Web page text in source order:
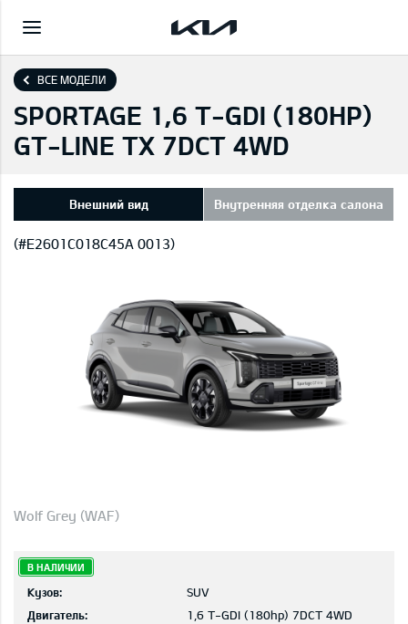
ВСЕ МОДЕЛИ
SPORTAGE 1,6 T-GDI (180HP)
GT-LINE TX 7DCT 4WD
Внешний вид Внутренняя отделка салона
(#E2601C018C45A 0013)
Wolf Grey (WAF)
В НАЛИЧИИ
Кузов:
SUV
Двигатель:
1,6 T-GDI (180hp) 7DCT 4WD